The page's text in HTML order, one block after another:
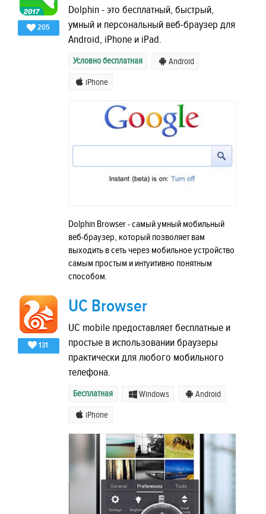
205
Dolphin - это бесплатный, быстрый,
умный и персональный веб-браузер для
Android, iPhone и iPad.
Условно бесплатная Android
iPhone
Dolphin Browser - самый умный мобильный
веб-браузер, который позволяет вам
выходить в сеть через мобильное устройство
самым простым и интуитивно понятным
способом.
131
UC Browser
UC mobile предоставляет бесплатные и
простые в использовании браузеры
практически для любого мобильного
телефона.
Бесплатная Windows Android
iPhone